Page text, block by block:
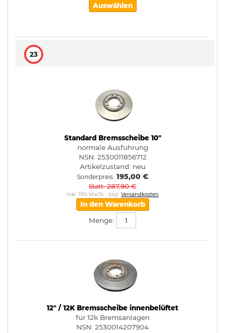
Auswählen
23
Standard Bremsscheibe 10"
normale Ausführung
NSN: 2530011856712
Artikelzustand: neu
Sonderpreis 195,00 €
Statt 287,90 €
Inkl. 19% MwSt. , zzgl. Versandkosten
In den Warenkorb
Menge:
12" / 12K Bremsscheibe innenbelüftet
für 12k Bremsanlagen
NSN: 2530014207904